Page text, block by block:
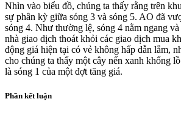
Nhìn vào biểu đồ, chúng ta thấy rằng trên
sự phân kỳ giữa sóng 3 và sóng 5. AO đã
sóng 4. Như thường lệ, sóng 4 nằm ngang
nhà giao dịch thoát khỏi các giao dịch mua
động giá hiện tại có vẻ không hấp dẫn lắm,
cho chúng ta thấy một cây nến xanh khổng
là sóng 1 của một đợt tăng giá.
Phần kết luận